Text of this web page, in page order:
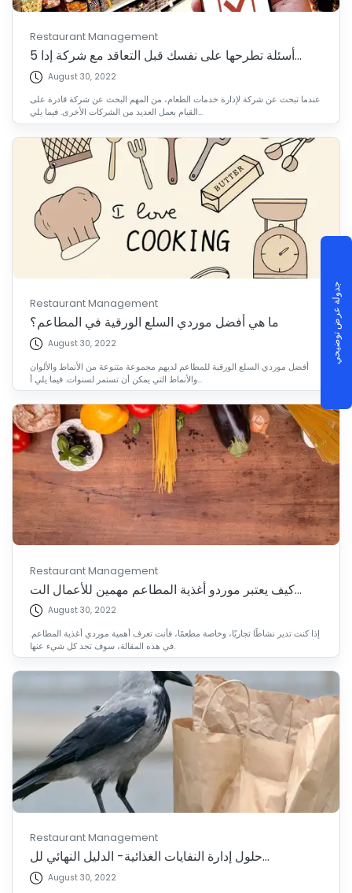
Restaurant Management
5 أسئلة تطرحها على نفسك قبل التعاقد مع شركة إدا...
August 30, 2022
عندما تبحث عن شركة لإدارة خدمات الطعام، من المهم البحث عن شركة قادرة على
القيام بعمل العديد من الشركات الأخرى. فيما يلي...
Restaurant Management
ما هي أفضل موردي السلع الورقية في المطاعم؟
August 30, 2022
أفضل موردي السلع الورقية للمطاعم لديهم مجموعة متنوعة من الأنماط والألوان
والأنماط التي يمكن أن تستمر لسنوات. فيما يلي أ...
Restaurant Management
كيف يعتبر موردو أغذية المطاعم مهمين للأعمال الت...
August 30, 2022
إذا كنت تدير نشاطًا تجاريًا، وخاصة مطعمًا، فأنت تعرف أهمية موردي أغذية المطاعم.
في هذه المقالة، سوف تجد كل شيء عنها.
Restaurant Management
حلول إدارة النفايات الغذائية- الدليل النهائي لل...
August 30, 2022
جدولة عرض توضيحي